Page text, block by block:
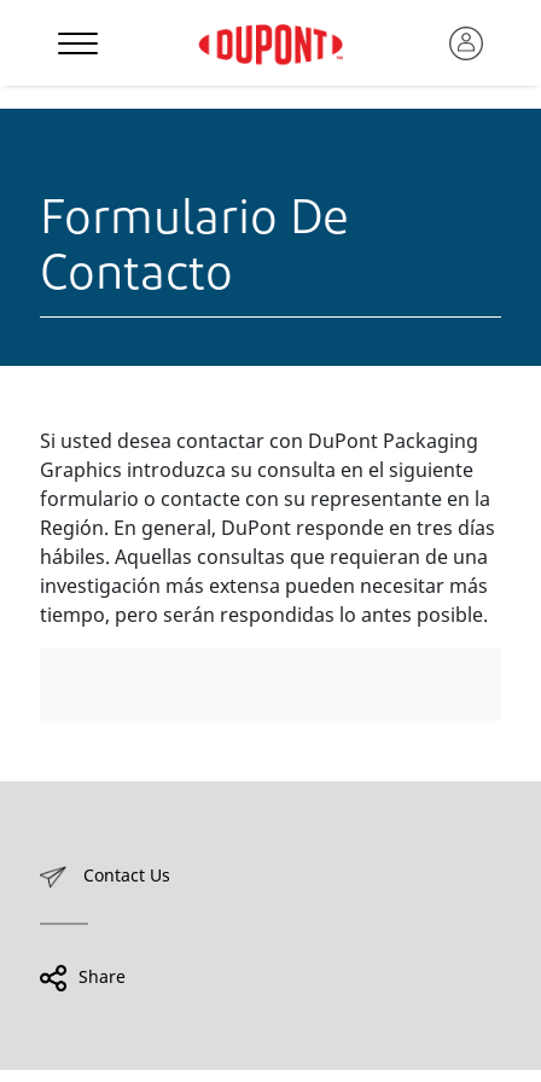
Formulario De
Contacto
Si usted desea contactar con DuPont Packaging
Graphics introduzca su consulta en el siguiente
formulario o contacte con su representante en la
Región. En general, DuPont responde en tres días
hábiles. Aquellas consultas que requieran de una
investigación más extensa pueden necesitar más
tiempo, pero serán respondidas lo antes posible.
Contact Us
Share